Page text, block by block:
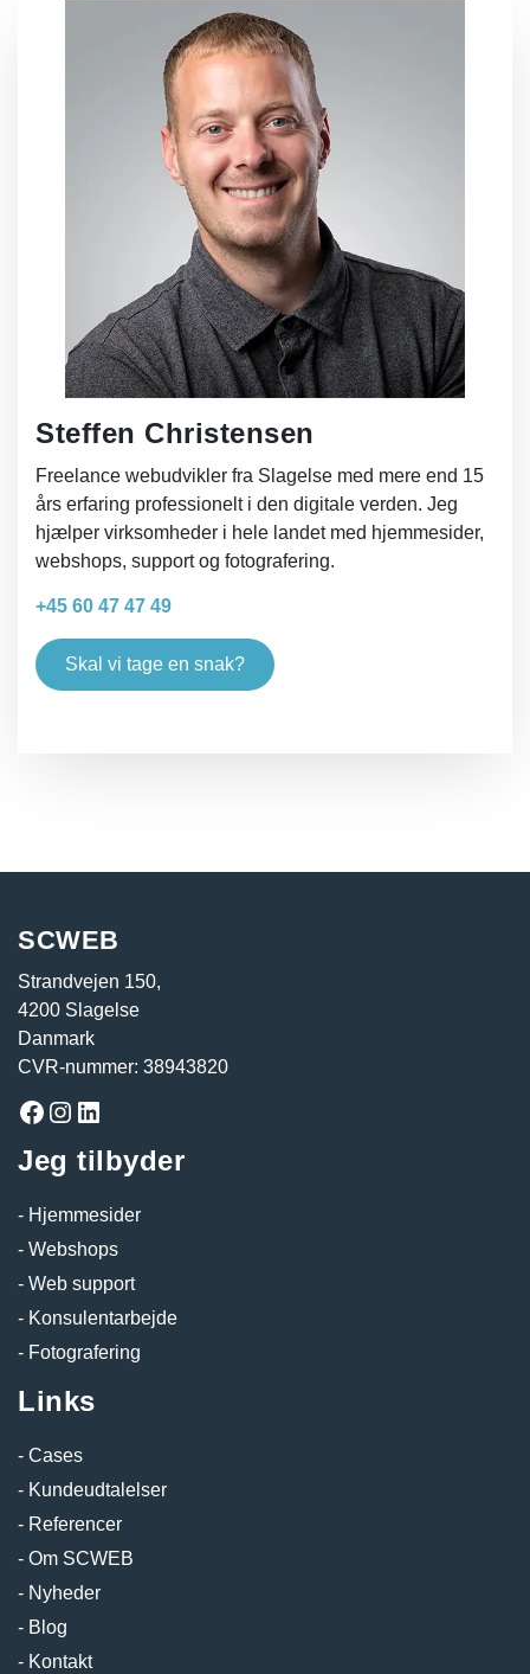
Steffen Christensen
Freelance webudvikler fra Slagelse med mere end 15
års erfaring professionelt i den digitale verden. Jeg
hjælper virksomheder i hele landet med hjemmesider,
webshops, support og fotografering.
+45 60 47 47 49
Skal vi tage en snak?
SCWEB
Strandvejen 150,
4200 Slagelse
Danmark
CVR-nummer: 38943820
Facebook
Instagram
LinkedIn
Jeg tilbyder
Hjemmesider
Webshops
Web support
Konsulentarbejde
Fotografering
Links
Cases
Kundeudtalelser
Referencer
Om SCWEB
Nyheder
Blog
Kontakt